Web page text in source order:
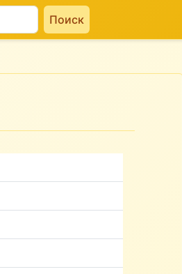
Поиск